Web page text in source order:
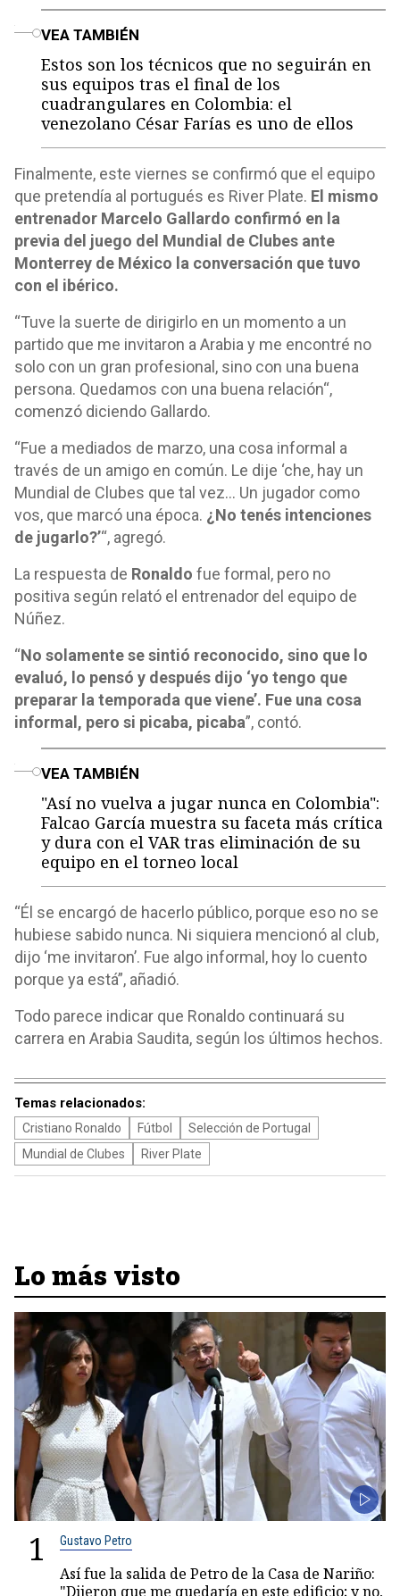
VEA TAMBIÉN
Estos son los técnicos que no seguirán en
sus equipos tras el final de los
cuadrangulares en Colombia: el
venezolano César Farías es uno de ellos
Finalmente, este viernes se confirmó que el equipo
que pretendía al portugués es River Plate. El mismo
entrenador Marcelo Gallardo confirmó en la
previa del juego del Mundial de Clubes ante
Monterrey de México la conversación que tuvo
con el ibérico.
“Tuve la suerte de dirigirlo en un momento a un
partido que me invitaron a Arabia y me encontré no
solo con un gran profesional, sino con una buena
persona. Quedamos con una buena relación“,
comenzó diciendo Gallardo.
“Fue a mediados de marzo, una cosa informal a
través de un amigo en común. Le dije ‘che, hay un
Mundial de Clubes que tal vez… Un jugador como
vos, que marcó una época. ¿No tenés intenciones
de jugarlo?’“, agregó.
La respuesta de Ronaldo fue formal, pero no
positiva según relató el entrenador del equipo de
Núñez.
“No solamente se sintió reconocido, sino que lo
evaluó, lo pensó y después dijo ‘yo tengo que
preparar la temporada que viene’. Fue una cosa
informal, pero si picaba, picaba”, contó.
VEA TAMBIÉN
"Así no vuelva a jugar nunca en Colombia":
Falcao García muestra su faceta más crítica
y dura con el VAR tras eliminación de su
equipo en el torneo local
“Él se encargó de hacerlo público, porque eso no se
hubiese sabido nunca. Ni siquiera mencionó al club,
dijo ‘me invitaron’. Fue algo informal, hoy lo cuento
porque ya está”, añadió.
Todo parece indicar que Ronaldo continuará su
carrera en Arabia Saudita, según los últimos hechos.
Temas relacionados:
Cristiano Ronaldo Fútbol
Selección de Portugal
Mundial de Clubes
River Plate
Lo más visto
1 Gustavo Petro
Así fue la salida de Petro de la Casa de Nariño:
"Dijeron que me quedaría en este edificio; y no,